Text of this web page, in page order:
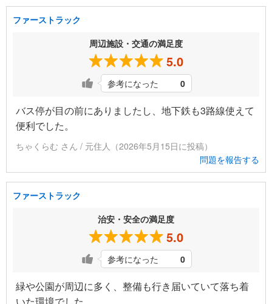
ファーストラック
周辺施設・交通の満足度
5.0
参考になった 0
バス停が目の前にありましたし、地下鉄も3路線使えて
便利でした。
ちゃくらむ さん / 元住人（2026年5月15日に投稿）
問題を報告する
ファーストラック
治安・安全の満足度
5.0
参考になった 0
緑や公園が周辺に多く、整備も行き届いていて落ち着